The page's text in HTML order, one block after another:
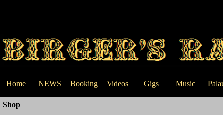
Home NEWS Booking Videos Gigs ▼
Music
Shop